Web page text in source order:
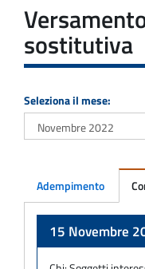
sostitutiva
Seleziona il mese:
Adempimento
15 Novembre